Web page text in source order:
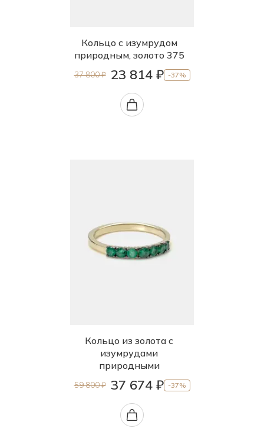
Кольцо с изумрудом
природным, золото 375
37 800 ₽ 23 814 ₽ -37%
Кольцо из золота с
изумрудами
природными
59 800 ₽ 37 674 ₽ -37%